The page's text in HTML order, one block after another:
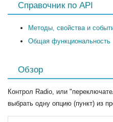
Справочник по API
Методы, свойства и
Общая функциональность
Обзор
Контрол Radio, или
выбрать одну опцию (пункт) из